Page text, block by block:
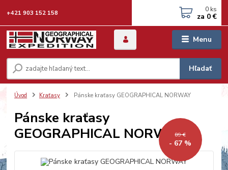
Menu
Hľadať
+421 903 152 158 0 ks
za 0 €
Úvod Kraťasy Pánske kraťasy GEOGRAPHICAL NORWAY
Pánske kraťasy
GEOGRAPHICAL NORWAY
89 €
- 67 %